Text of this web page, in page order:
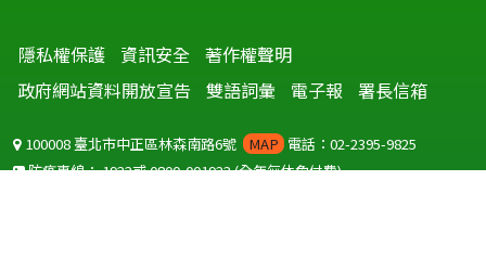
隱私權保護 資訊安全 著作權聲明
政府網站資料開放宣告
雙語詞彙 電子報 署長信箱
100008 臺北市中正區林森南路6號 MAP 電話：02-2395-9825
防疫專線：1922或0800-001922(全年無休免付費)